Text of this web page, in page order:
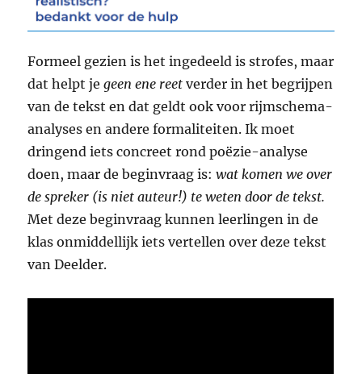
Formeel gezien is het ingedeeld is strofes, maar
dat helpt jegeen ene reetverder in het begrijpen
van de tekst en dat geldt ook voor rijmschema-
analyses en andere formaliteiten. Ik moet
dringend iets concreet rond poëzie-analyse
doen, maar de beginvraag is:wat komen we over
de spreker (is niet auteur!) te weten door de tekst.
Met deze beginvraag kunnen leerlingen in de
klas onmiddellijk iets vertellen over deze tekst
van Deelder.